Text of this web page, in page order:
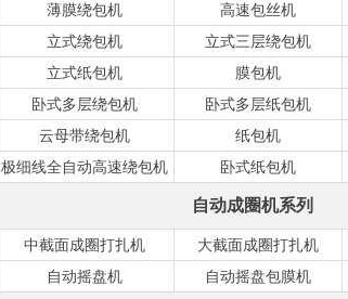
薄膜绕包机 高速包丝机
立式绕包机 立式三层绕包机
立式纸包机 膜包机
卧式多层绕包机 卧式多层纸包机
云母带绕包机 纸包机
极细线全自动高速绕包机 卧式纸包机
自动成圈机系列
中截面成圈打扎机 大截面成圈打扎机
自动摇盘机 自动摇盘包膜机